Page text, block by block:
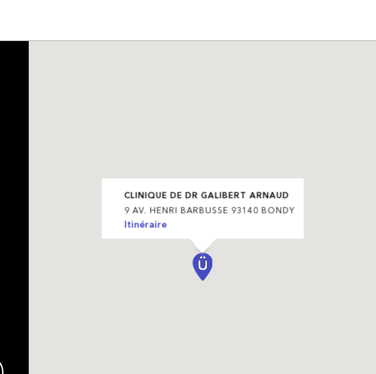
CLINIQUE DE DR GALIBERT ARNAUD
9 AV. HENRI BARBUSSE 93140 BONDY
Itinéraire